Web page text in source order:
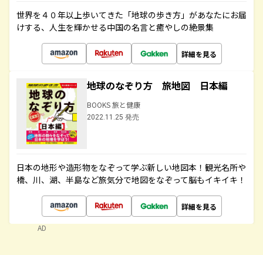
世界を４０年以上歩いてきた「地球の歩き方」があなたにお届
けする、人生を輝かせる中国の名言と癒やしの絶景集
詳細を見る
地球のなぞり方 旅地図 日本編
BOOKS 旅と健康
2022.11.25 発売
日本の地形や造形物をなぞって学ぶ新しい地図本！観光名所や
橋、川、湖、半島など旅気分で地図をなぞって脳もイキイキ！
詳細を見る
AD